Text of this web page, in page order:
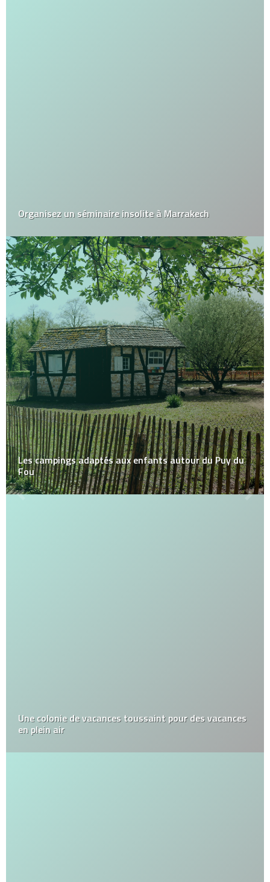
Organisez un séminaire insolite à Marrakech
Les campings adaptés aux enfants autour du Puy du
Fou
Une colonie de vacances toussaint pour des vacances
en plein air